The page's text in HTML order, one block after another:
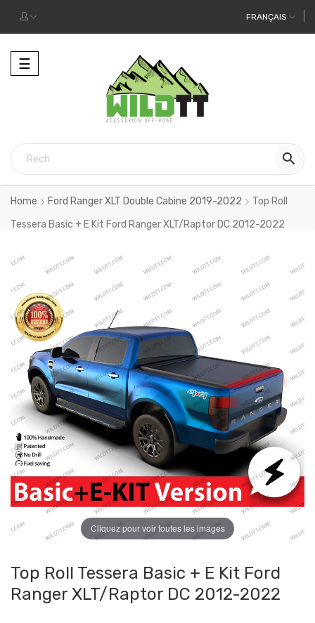
FRANÇAIS
Toggle
navigation
☰

Home Ford Ranger XLT Double Cabine 2019-2022
Top Roll
Tessera Basic + E Kit Ford Ranger XLT/Raptor DC 2012-2022
Cliquez pour voir toutes les images
Top Roll Tessera Basic + E Kit Ford
Ranger XLT/Raptor DC 2012-2022